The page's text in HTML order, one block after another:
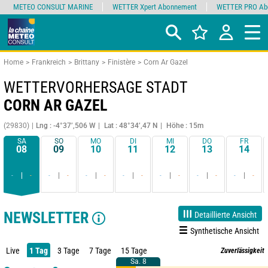
Home Frankreich Brittany Finistère Corn Ar Gazel
WETTERVORHERSAGE STADT
CORN AR GAZEL
(29830) Lng : -4°37’,506 W Lat : 48°34’,47 N
Höhe : 15m
SA
08
- -
SO
09
- -
MO
10
- -
DI
11
- -
MI
12
- -
DO
13
- -
FR
14
- -
NEWSLETTER
Detaillierte Ansicht
Synthetische Ansicht
Live 1 Tag 3 Tage 7 Tage 15 Tage Zuverlässigkeit
Sa. 8
Sa. 8
METEO CONSULT MARINE WETTER Xpert Abonnement WETTER PRO